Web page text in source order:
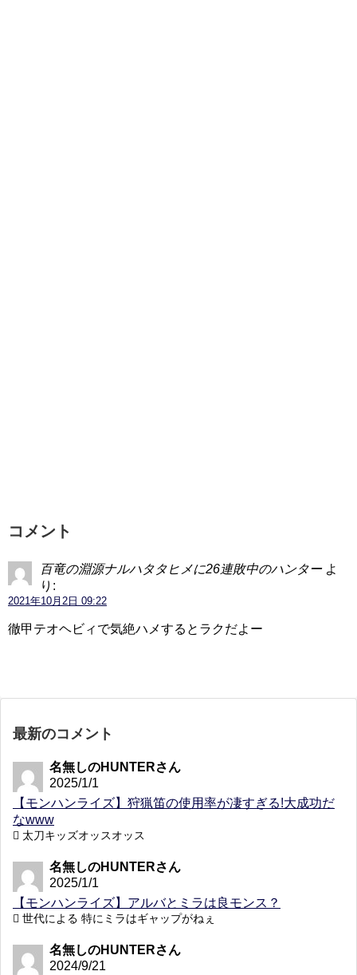
コメント
百竜の淵源ナルハタタヒメに26連敗中のハンター よ
り:
2021年10月2日 09:22
徹甲テオヘビィで気絶ハメするとラクだよー
最新のコメント
名無しのHUNTERさん
2025/1/1
【モンハンライズ】狩猟笛の使用率が凄すぎる!大成功だ
なwww
太刀キッズオッスオッス
名無しのHUNTERさん
2025/1/1
【モンハンライズ】アルバとミラは良モンス？
世代による 特にミラはギャップがねぇ
名無しのHUNTERさん
2024/9/21